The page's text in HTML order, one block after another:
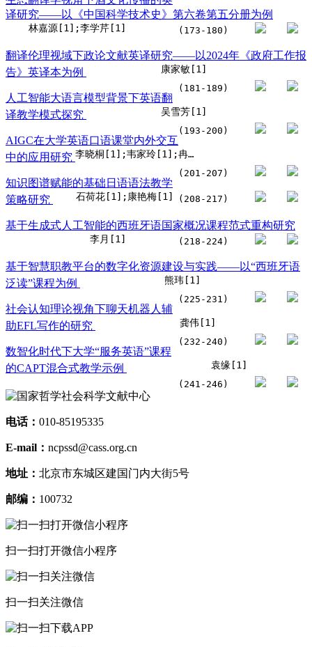
译研究——以《中国科学技术史》第六卷第五分册为例
林嘉源[1];李学芹[1] (173-180)
翻译伦理视域下政论文献英译研究——以2024年《政府工作报
告》英译本为例
康家敏[1]
(181-189)
人工智能大语言模型背景下英语翻
译教学模式探究
吴雪芳[1]
(193-200)
AIGC在大学英语口语课堂内外交互
中的应用研究
李晓桐[1];韦家玲[1];冉井芳[1];朱颖丽[1]
(201-207)
知识图谱赋能的基础日语语法教学
策略研究
石荷花[1];康艳梅[1] (208-217)
基于生成式人工智能的西班牙语国家概况课程范式重构研究
李月[1] (218-224)
基于智慧职教平台的数字化资源建设与实践——以“西班牙语
泛读”课程为例
熊玮[1]
(225-231)
社会认知理论视角下聊天机器人辅
助EFL写作的研究
龚伟[1]
(232-240)
数智化时代下大学“服务英语”课程
的CAPT混合式教学示例
袁缘[1]
(241-246)
电话： 010-85195335
E-mail： ncpssd@cass.org.cn
地址： 北京市东城区建国门内大街5号
邮编： 100732
扫一扫打开微信小程序
扫一扫关注微信